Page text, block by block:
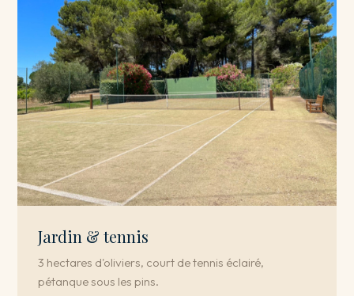
Jardin & tennis
3 hectares d'oliviers, court de tennis éclairé,
pétanque sous les pins.